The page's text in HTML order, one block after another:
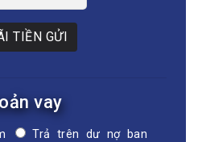
TIỀN GỬI
vay
Trả trên dư nợ ban